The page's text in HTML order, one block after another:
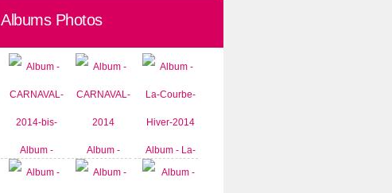
Albums Photos
Album -
CARNAVAL-
Album -
CARNAVAL-
Album - La-
Courbe-